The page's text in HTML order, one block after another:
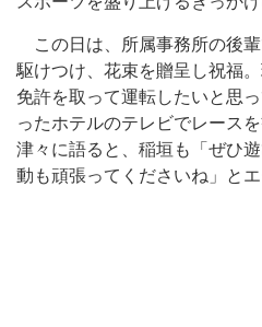
この日は、所属事務所の後
駆けつけ、花束を贈呈し祝福
免許を取って運転したいと思
ったホテルのテレビでレース
津々に語ると、稲垣も「ぜひ
動も頑張ってくださいね」とエ